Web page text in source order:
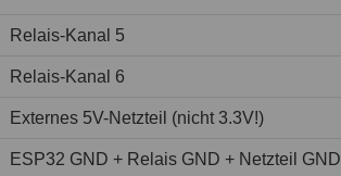
Relais-Kanal 5
Relais-Kanal 6
Externes 5V-Netzteil (nicht 3.3V!)
ESP32 GND + Relais GND + Netzteil GND